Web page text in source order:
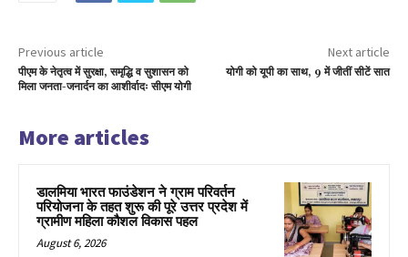
Previous article
पीएम के नेतृत्व में सुरक्षा, समृद्धि व सुशासन को
मिला जनता-जनार्दन का आशीर्वादः सीएम योगी
Next article
योगी को यूपी का साथ, 9 में जीतीं सीटें सात
More articles
डालमिया भारत फाउंडेशन ने ग्राम परिवर्तन
परियोजना के तहत शुरू की पूरे उत्तर प्रदेश में
ग्रामीण महिला कौशल विकास पहल
August 6, 2026